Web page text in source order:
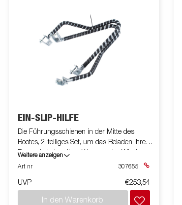
EIN-SLIP-HILFE
Die Führungsschienen in der Mitte des
Bootes, 2-teiliges Set, um das Beladen Ihres
Bootes bei aktuellem Wasser oder Wind zu
erleichtern, funktionieren nicht mit
oder gerader Querstange.
Weitere anzeigen
Art nr
307655
UVP €253,54
In den Warenkorb